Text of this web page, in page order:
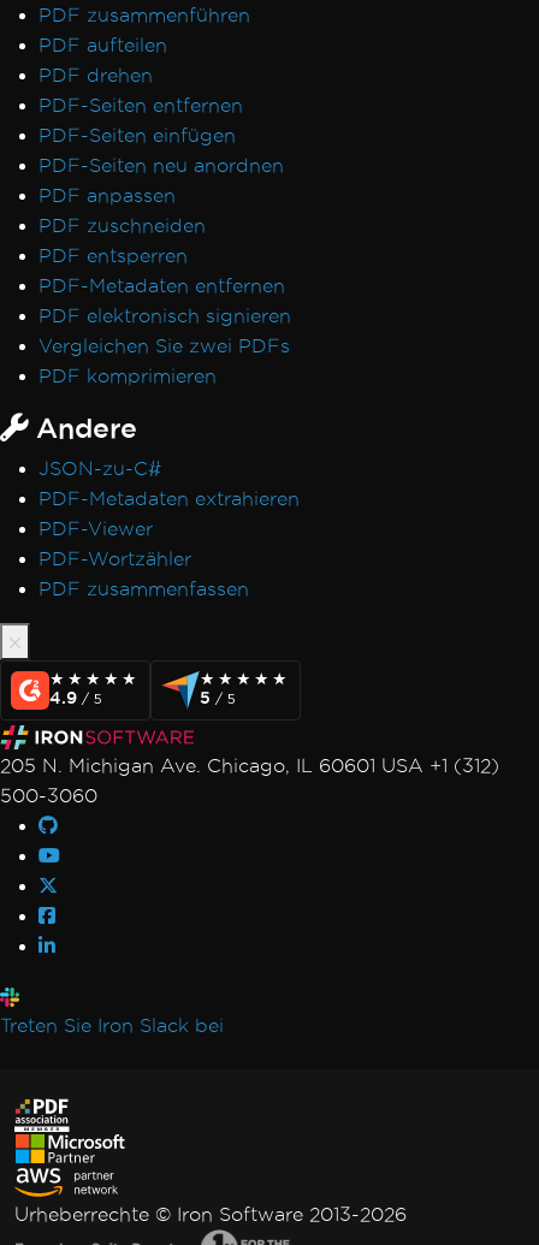
PDF zusammenführen
PDF aufteilen
PDF drehen
PDF-Seiten entfernen
PDF-Seiten einfügen
PDF-Seiten neu anordnen
PDF anpassen
PDF zuschneiden
PDF entsperren
PDF-Metadaten entfernen
PDF elektronisch signieren
Vergleichen Sie zwei PDFs
PDF komprimieren
Andere
JSON-zu-C#
PDF-Metadaten extrahieren
PDF-Viewer
PDF-Wortzähler
PDF zusammenfassen
★★★★★
★★★★★
4.9 / 5
★★★★★
★★★★★
5 / 5
205 N. Michigan Ave. Chicago, IL 60601 USA +1 (312)
500-3060
Treten Sie Iron Slack bei
Urheberrechte © Iron Software 2013-2026